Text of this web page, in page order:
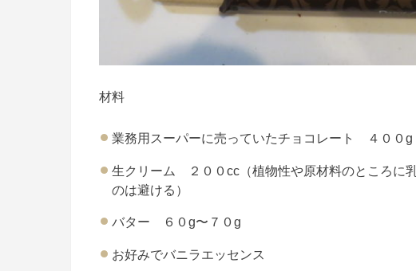
材料
業務用スーパーに売っていたチョコレート ４００g
生クリーム ２００cc（植物性や原材料のところに
のは避ける）
バター ６０g〜７０g
お好みでバニラエッセンス